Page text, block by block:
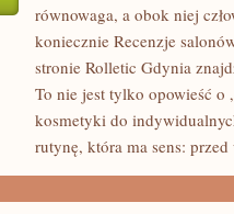
równowaga, a obok niej
koniecznie Recenzje
stronie Rolletic Gdynia
To nie jest tylko opowieść o
kosmetyki do
rutynę, która ma sens: